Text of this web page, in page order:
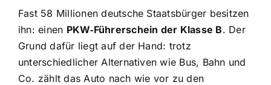
Fast 58 Millionen deutsche Staatsbürger besitzen
ihn: einen PKW‑Führerschein der Klasse B. Der
Grund dafür liegt auf der Hand: trotz
unterschiedlicher Alternativen wie Bus, Bahn und
Co. zählt das Auto nach wie vor zu den